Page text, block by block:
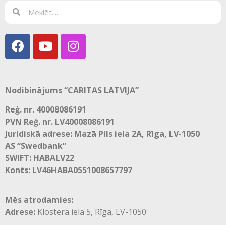
Nodibinājums “CARITAS LATVIJA”
Reģ. nr. 40008086191
PVN Reģ. nr. LV40008086191
Juridiskā adrese: Mazā Pils iela 2A, Rīga, LV-1050
AS “Swedbank”
SWIFT: HABALV22
Konts: LV46HABA0551008657797
Mēs atrodamies:
Adrese: Klostera iela 5, Rīga, LV-1050